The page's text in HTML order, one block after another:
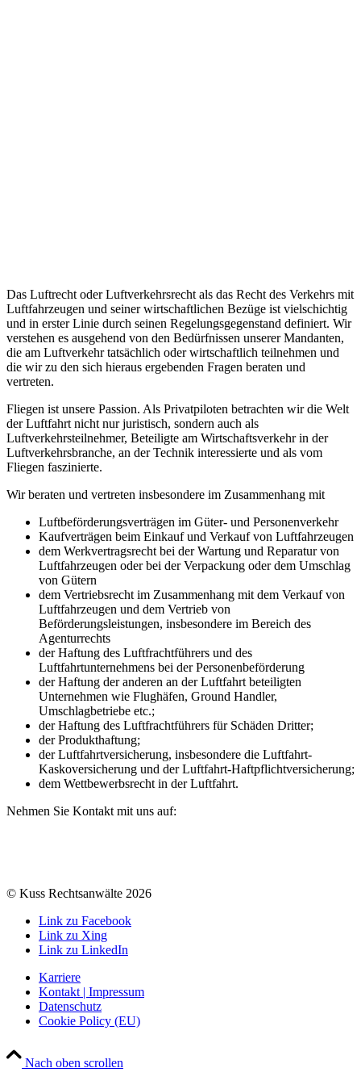
Das Luftrecht oder Luftverkehrsrecht als das Recht des Verkehrs mit
Luftfahrzeugen und seiner wirtschaftlichen Bezüge ist vielschichtig
und in erster Linie durch seinen Regelungsgegenstand definiert. Wir
verstehen es ausgehend von den Bedürfnissen unserer Mandanten,
die am Luftverkehr tatsächlich oder wirtschaftlich teilnehmen und
die wir zu den sich hieraus ergebenden Fragen beraten und
vertreten.
Fliegen ist unsere Passion. Als Privatpiloten betrachten wir die Welt
der Luftfahrt nicht nur juristisch, sondern auch als
Luftverkehrsteilnehmer, Beteiligte am Wirtschaftsverkehr in der
Luftverkehrsbranche, an der Technik interessierte und als vom
Fliegen faszinierte.
Wir beraten und vertreten insbesondere im Zusammenhang mit
Luftbeförderungsverträgen im Güter- und Personenverkehr
Kaufverträgen beim Einkauf und Verkauf von Luftfahrzeugen
dem Werkvertragsrecht bei der Wartung und Reparatur von
Luftfahrzeugen oder bei der Verpackung oder dem Umschlag
von Gütern
dem Vertriebsrecht im Zusammenhang mit dem Verkauf von
Luftfahrzeugen und dem Vertrieb von
Beförderungsleistungen, insbesondere im Bereich des
Agenturrechts
der Haftung des Luftfrachtführers und des
Luftfahrtunternehmens bei der Personenbeförderung
der Haftung der anderen an der Luftfahrt beteiligten
Unternehmen wie Flughäfen, Ground Handler,
Umschlagbetriebe etc.;
der Haftung des Luftfrachtführers für Schäden Dritter;
der Produkthaftung;
der Luftfahrtversicherung, insbesondere die Luftfahrt-
Kaskoversicherung und der Luftfahrt-Haftpflichtversicherung;
dem Wettbewerbsrecht in der Luftfahrt.
Nehmen Sie Kontakt mit uns auf:
© Kuss Rechtsanwälte 2026
Link zu Facebook
Link zu Xing
Link zu LinkedIn
Karriere
Kontakt | Impressum
Datenschutz
Cookie Policy (EU)
Nach oben scrollen